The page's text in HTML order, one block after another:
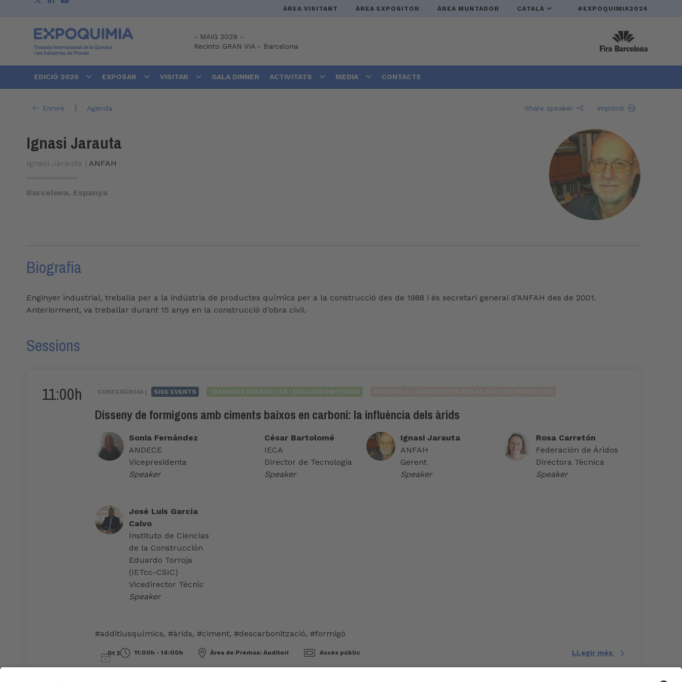
ÀREA VISITANT ÀREA EXPOSITOR ÀREA MUNTADOR CATALÀ #EXPOQUIMIA2026
- MAIG 2029 -
Recinto GRAN VIA- Barcelona
EDICIÓ 2026 EXPOSAR VISITAR GALA DINNER ACTIVITATS MEDIA CONTACTE
Enrere | Agenda Share speaker Imprimir
Ignasi Jarauta
Ignasi Jarauta | ANFAH
Barcelona, Espanya
Biografia
Enginyer industrial, treballa per a la indústria de productes químics per a la construcció des de 1988 i és secretari general d’ANFAH des de 2001.
Anteriorment, va treballar durant 15 anys en la construcció d’obra civil.
Sessions
11:00h CONFERÈNCIA | SIDE EVENTS TRANSICIÓ ENERGÈTICA I DESCARBONITZACIÓ
Disseny de formigons amb ciments baixos en carboni: la influència dels àrids
José Luis García
Calvo
Instituto de Ciencias
de la Construcción
Eduardo Torroja
(IETcc-CSIC)
Vicedirector Tècnic
Speaker
César Bartolomé
IECA
Director de Tecnologia
Speaker
Sonia Fernández
ANDECE
Vicepresidenta
Speaker
Ignasi Jarauta
ANFAH
Gerent
Speaker
Rosa Carretón
Federación de Áridos
Directora Tècnica
Speaker
#additiusquímics, #àrids, #ciment, #descarbonització, #formigó
Dt 2 11:00h - 14:00h Àrea de Premsa: Auditori Accés públic LLegir més